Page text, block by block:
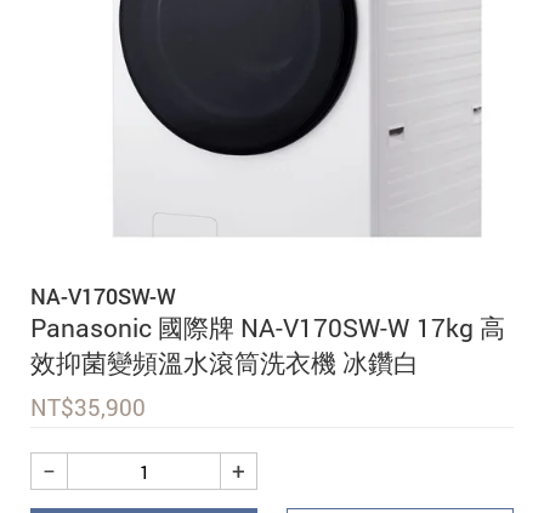
NA-V170SW-W
Panasonic 國際牌 NA-V170SW-W 17kg 高
效抑菌變頻溫水滾筒洗衣機 冰鑽白
NT$35,900
+
−
加入 JARVIS VIP